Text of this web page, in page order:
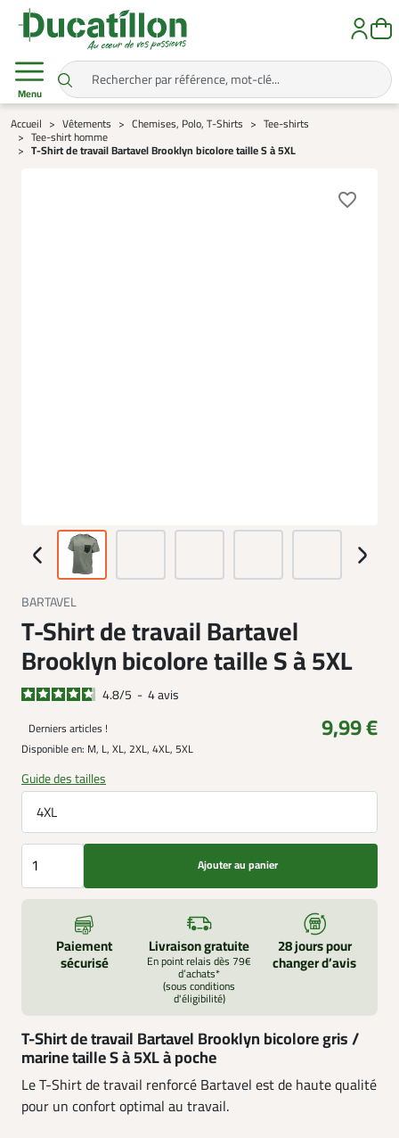
Menu
Accueil Vêtements Chemises, Polo, T-Shirts
Tee-shirts
Tee-shirt homme
T-Shirt de travail Bartavel Brooklyn bicolore taille S à 5XL
favorite_border
BARTAVEL
T-Shirt de travail Bartavel
Brooklyn bicolore taille S à 5XL
4.8/5 - 4avis
Derniers articles ! 9,99 €
Disponible en: M, L, XL, 2XL, 4XL, 5XL
Guide des tailles
4XL
Ajouter au panier
Paiement
sécurisé
Livraison gratuite
En point relais dès 79€
d’achats*
(sous conditions
d'éligibilité)
28 jours pour
changer d’avis
T-Shirt de travail Bartavel Brooklyn bicolore gris /
marine taille S à 5XL à poche
Le T-Shirt de travail renforcé Bartavel est de haute qualité
pour un confort optimal au travail.